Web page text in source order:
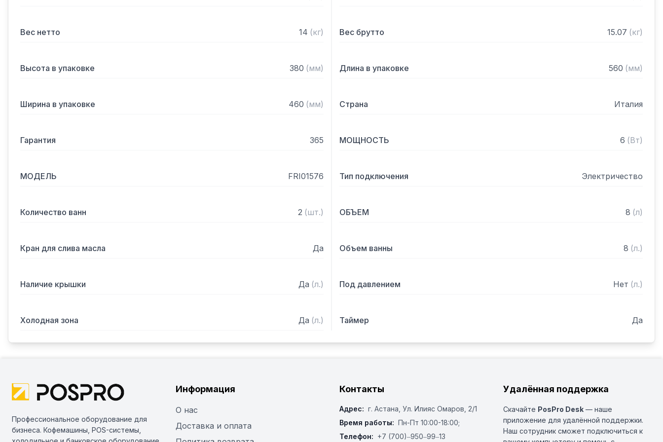
– Монтируется на рабочей поверхности на четырех противоскользящих
без смешивания запахов
Вес нетто 14 (кг) Вес брутто 15.07 (кг)
Высота в упаковке 380 (мм) Длина в упаковке 560 (мм)
Ширина в упаковке 460 (мм) Страна Италия
Гарантия 365 МОЩНОСТЬ 6 (Вт)
МОДЕЛЬ FRI01576 Тип подключения Электричество
Количество ванн 2 (шт.) ОБЪЕМ 8 (л)
Кран для слива масла Да Объем ванны 8 (л.)
Наличие крышки Да (л.) Под давлением Нет (л.)
Холодная зона Да (л.) Таймер Да
Профессиональное оборудование для
бизнеса. Кофемашины, POS-системы,
Информация
О нас
Доставка и оплата
Контакты
Адрес: г. Астана, ​Ул. Илияс Омаров, 2/1
Время работы: Пн-Пт 10:00-18:00;
Телефон: +7 (700)‒950‒99‒13
Удалённая поддержка
Скачайте PosPro Desk — наше
приложение для удалённой поддержки.
Наш сотрудник сможет подключиться к